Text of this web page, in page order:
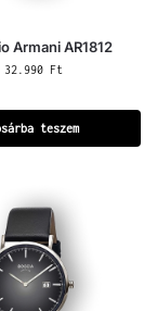
Armani AR1812
32.990 Ft
teszem